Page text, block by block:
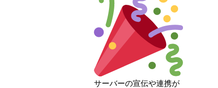
サーバーの宣伝や連携が